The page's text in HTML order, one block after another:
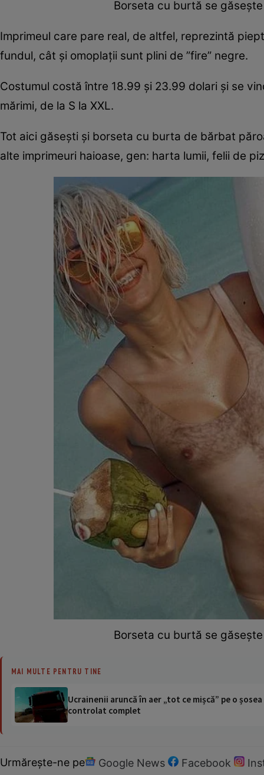
Borseta cu burtă se
Imprimeul care pare real, de altfel, reprezintă
fundul, cât și omoplații sunt plini de ”fire” negre.
Costumul costă între 18.99 și 23.99 dolari și se
mărimi, de la S la XXL.
Tot aici găsești și borseta cu burta de bărbat
alte imprimeuri haioase, gen: harta lumii, felii de
Borseta cu burtă se
MAI MULTE PENTRU TINE
Ucrainenii aruncă în aer „tot ce mișcă” pe o
controlat complet
Urmărește-ne pe Google News Facebook